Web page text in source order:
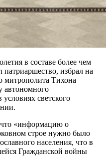
в составе более чем
патриаршество, избрал на
митрополита Тихона
автономного
светского
«информацию о
строе нужно было
населения, что в
Гражданской войны